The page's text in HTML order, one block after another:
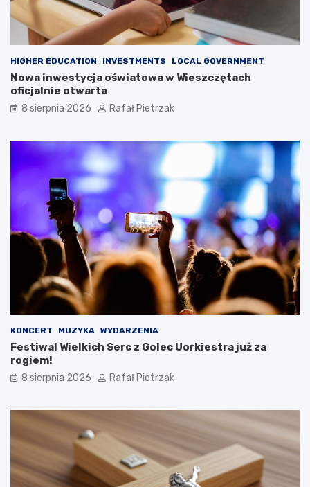
HIGHER EDUCATION INVESTMENTS LOCAL GOVERNMENT
Nowa inwestycja oświatowa w Wieszczętach
oficjalnie otwarta
8 sierpnia 2026 Rafał Pietrzak
KONCERT MUZYKA WYDARZENIA
Festiwal Wielkich Serc z Golec Uorkiestra już za
rogiem!
8 sierpnia 2026 Rafał Pietrzak